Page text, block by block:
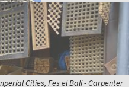
Cities, Fes el Bali - Carpenter